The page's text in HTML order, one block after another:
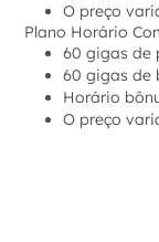
O preço
Plano Horário
60 gigas de
60 gigas de
Horário
O preço